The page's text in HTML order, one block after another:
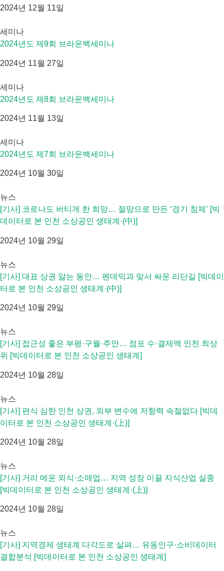
2024년 12월 11일
세미나
2024년도 제9회 브라운백세미나
2024년 11월 27일
세미나
2024년도 제8회 브라운백세미나
2024년 11월 13일
세미나
2024년도 제7회 브라운백세미나
2024년 10월 30일
뉴스
[기사] 코로나도 버티게 한 희망… 절망으로 만든 ‘경기 침체’ [빅
데이터로 본 인천 소상공인 생태계·(中)]
2024년 10월 29일
뉴스
[기사] 대표 상권 앓는 동안… 펜데믹과 맞서 싸운 리단길 [빅데이
터로 본 인천 소상공인 생태계·(中)]
2024년 10월 29일
뉴스
[기사] 접근성 좋은 부평·구월·주안… 점포 수·결제액 인천 최상
위 [빅데이터로 본 인천 소상공인 생태계]
2024년 10월 28일
뉴스
[기사] 편식 심한 인천 상권, 외부 변수에 저항력 속절없다 [빅데
이터로 본 인천 소상공인 생태계·(上)]
2024년 10월 28일
뉴스
[기사] 거리 메운 외식·소매업… 지역 성장 이끌 지식산업 실종
[빅데이터로 본 인천 소상공인 생태계·(上)]
2024년 10월 28일
뉴스
[기사] 지역경제 생태계 다각도로 살펴… 유동인구·소비데이터
결합분석 [빅데이터로 본 인천 소상공인 생태계]